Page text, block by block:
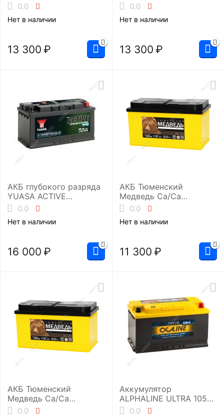
(UHD-L5RU)
0.0
Нет в наличии
13 300 ₽
(UHD-L5EU)
0.0
Нет в наличии
13 300 ₽
АКБ глубокого разряда
YUASA ACTIVE
Leisure&Marine L36-EFB
0.0
Нет в наличии
16 000 ₽
АКБ Тюменский
Медведь Ca/Ca
6ст-100.0 (L5/830EN)
0.0
Нет в наличии
11 300 ₽
АКБ Тюменский
Медведь Ca/Ca
6ст-100.1 (L5/830EN)
0.0
Аккумулятор
ALPHALINE ULTRA 105
обр (L5.0, 60500)
0.0